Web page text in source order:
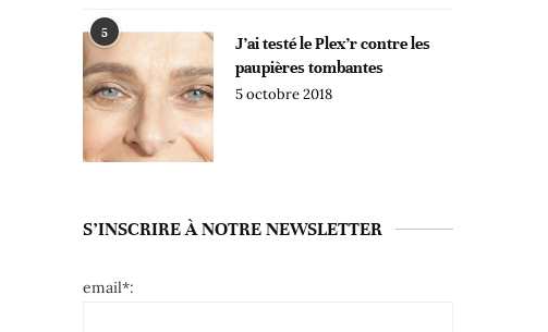
5
J’ai testé le Plex’r contre les
paupières tombantes
5 octobre 2018
S’INSCRIRE À NOTRE NEWSLETTER
email*: